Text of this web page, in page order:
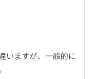
いますが、一般的に